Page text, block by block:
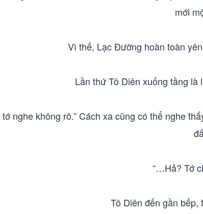
mới
Vì thế, Lạc Đường hoàn toàn
Lần thứ Tô Diên xuống tầng
tớ nghe không rõ.” Cách xa cũng có thể nghe
“…Hả? Tớ
Tô Diên đến gần bếp,